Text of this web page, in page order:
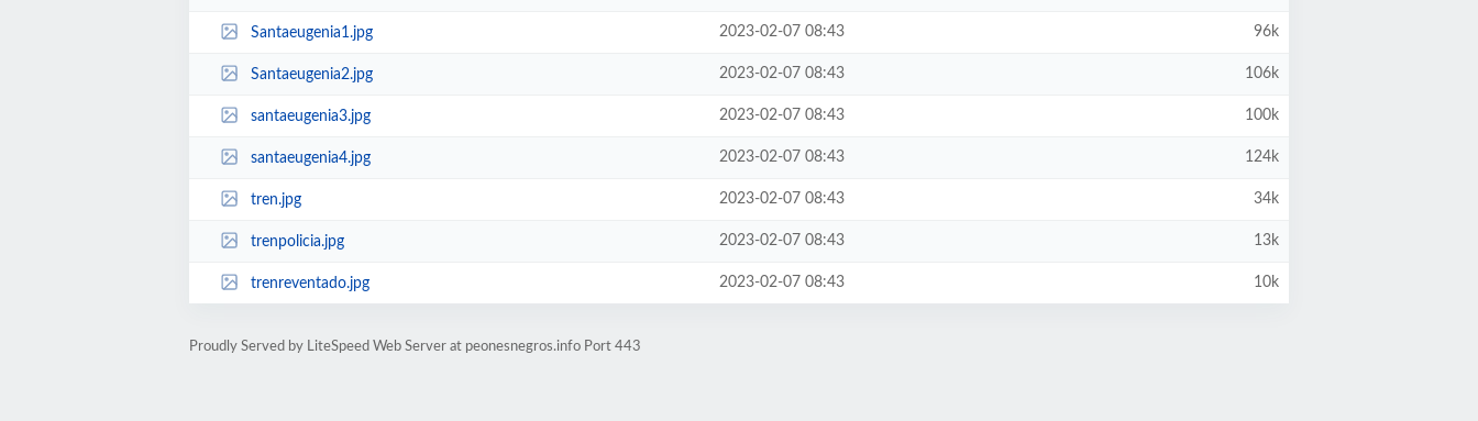
Santaeugenia1.jpg 2023-02-07 08:43 96k
Santaeugenia2.jpg 2023-02-07 08:43 106k
santaeugenia3.jpg 2023-02-07 08:43 100k
santaeugenia4.jpg 2023-02-07 08:43 124k
tren.jpg 2023-02-07 08:43 34k
trenpolicia.jpg 2023-02-07 08:43 13k
trenreventado.jpg 2023-02-07 08:43 10k
Proudly Served by LiteSpeed Web Server at peonesnegros.info Port 443